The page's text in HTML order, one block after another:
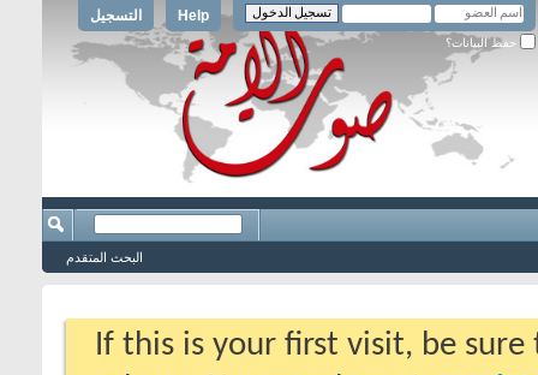
التسجيل Help
حفظ البيانات؟
البحث المتقدم
If this is your first visit, be